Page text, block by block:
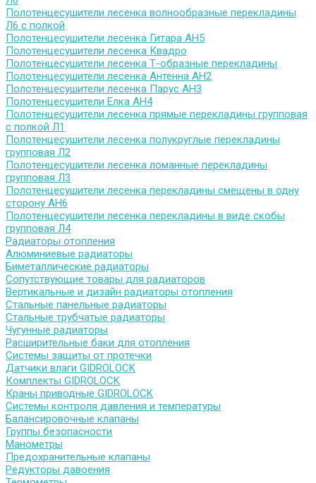
Полотенцесушители лесенка волнообразные перекладины
Л6 с полкой
Полотенцесушители лесенка Гитара АН5
Полотенцесушители лесенка Квадро
Полотенцесушители лесенка Т-образные перекладины
Полотенцесушители лесенка Антенна АН2
Полотенцесушители лесенка Парус АН3
Полотенцесушители Елка АН4
Полотенцесушители лесенка прямые перекладины групповая
с полкой Л1
Полотенцесушители лесенка полукруглые перекладины
групповая Л2
Полотенцесушители лесенка ломанные перекладины
групповая Л3
Полотенцесушители лесенка перекладины смещены в одну
сторону АН6
Полотенцесушители лесенка перекладины в виде скобы
групповая Л4
Радиаторы отопления
Алюминиевые радиаторы
Биметаллические радиаторы
Сопутствующие товары для радиаторов
Вертикальные и дизайн радиаторы отопления
Стальные панельные радиаторы
Стальные трубчатые радиаторы
Чугунные радиаторы
Расширительные баки для отопления
Системы защиты от протечки
Датчики влаги GIDROLOCK
Комплекты GIDROLOCK
Краны приводные GIDROLOCK
Системы контроля давления и температуры
Балансировочные клапаны
Группы безопасности
Манометры
Предохранительные клапаны
Редукторы давоения